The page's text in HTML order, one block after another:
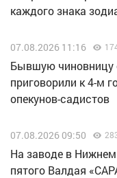
каждого знака
07.08.2026 11:16
Бывшую чиновницу
приговорили к 4-м
опекунов-садистов
07.08.2026 09:50
Н️а заводе в
пятого Валдая